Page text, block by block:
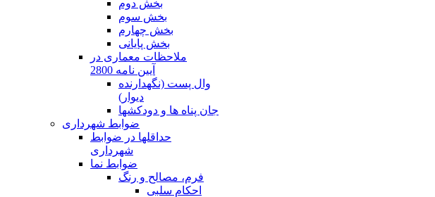
بخش دوم
بخش سوم
بخش چهارم
بخش پایانی
ملاحظات معماری در
آیین نامه 2800
وال پست (نگهدارنده
دیوار)
جان پناه ها و دودکشها
ضوابط شهرداری
حداقلها در ضوابط
شهرداری
ضوابط نما
فرم، مصالح و رنگ
احکام سلبی